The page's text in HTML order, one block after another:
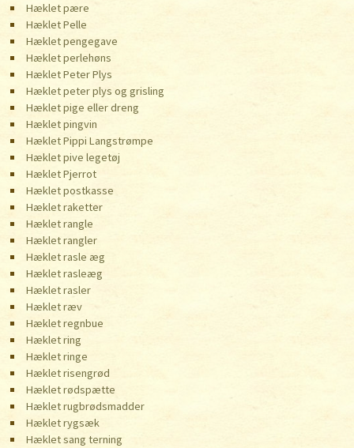
Hæklet pære
Hæklet Pelle
Hæklet pengegave
Hæklet perlehøns
Hæklet Peter Plys
Hæklet peter plys og grisling
Hæklet pige eller dreng
Hæklet pingvin
Hæklet Pippi Langstrømpe
Hæklet pive legetøj
Hæklet Pjerrot
Hæklet postkasse
Hæklet raketter
Hæklet rangle
Hæklet rangler
Hæklet rasle æg
Hæklet rasleæg
Hæklet rasler
Hæklet ræv
Hæklet regnbue
Hæklet ring
Hæklet ringe
Hæklet risengrød
Hæklet rødspætte
Hæklet rugbrødsmadder
Hæklet rygsæk
Hæklet sang terning